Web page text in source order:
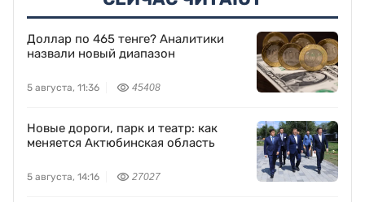
Доллар по 465 тенге? Аналитики
назвали новый диапазон
5 августа, 11:36 45408
Новые дороги, парк и театр: как
меняется Актюбинская область
5 августа, 14:16 27027